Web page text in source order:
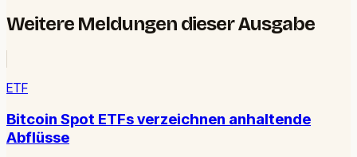
Weitere Meldungen dieser Ausgabe
ETF
Bitcoin Spot ETFs verzeichnen anhaltende
Abflüsse